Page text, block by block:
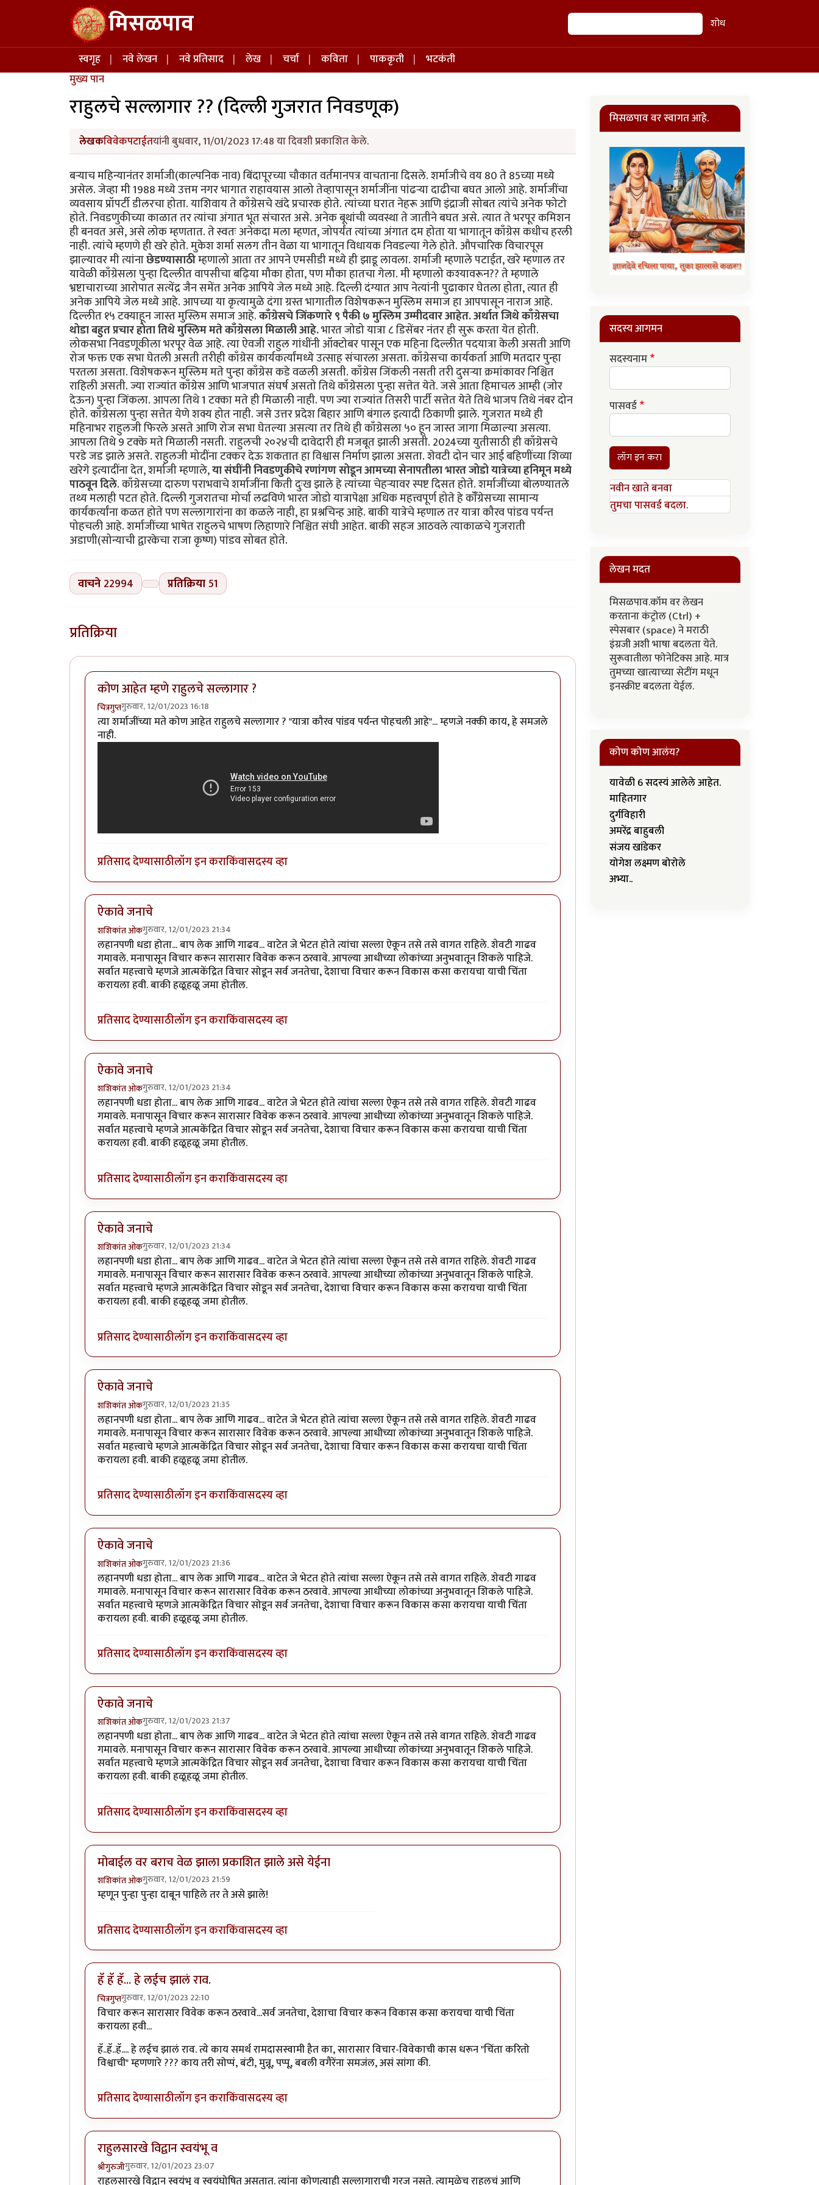
Skip to main content मिसळपाव शोध शोध
Main navigation
स्वगृह नवे लेखन नवे प्रतिसाद लेख चर्चा कविता पाककृती
भटकंती
मुख्य पान
राहुलचे सल्लागार ?? (दिल्ली गुजरात निवडणूक)
लेखकविवेकपटाईतयांनी बुधवार, 11/01/2023 17:48 या दिवशी प्रकाशित केले.
बऱ्याच महिन्यानंतर शर्माजी(काल्पनिक नाव) बिंदापूरच्या चौकात वर्तमानपत्र वाचताना दिसले. शर्माजीचे वय 80 ते 85च्या मध्ये
असेल. जेव्हा मी 1988 मध्ये उत्तम नगर भागात राहावयास आलो तेव्हापासून शर्माजींना पांढऱ्या दाढीचा बघत आलो आहे. शर्माजींचा
व्यवसाय प्रॉपर्टी डीलरचा होता. याशिवाय ते काँग्रेसचे खंदे प्रचारक होते. त्यांच्या घरात नेहरू आणि इंद्राजी सोबत त्यांचे अनेक फोटो
होते. निवडणुकीच्या काळात तर त्यांचा अंगात भूत संचारत असे. अनेक बूथांची व्यवस्था ते जातीने बघत असे. त्यात ते भरपूर कमिशन
ही बनवत असे, असे लोक म्हणतात. ते स्वतः अनेकदा मला म्हणत, जोपर्यंत त्यांच्या अंगात दम होता या भागातून काँग्रेस कधीच हरली
नाही. त्यांचे म्हणणे ही खरे होते. मुकेश शर्मा सलग तीन वेळा या भागातून विधायक निवडल्या गेले होते. औपचारिक विचारपूस
झाल्यावर मी त्यांनाछेडण्यासाठीम्हणालो आता तर आपने एमसीडी मध्ये ही झाडू लावला. शर्माजी म्हणाले पटाईत, खरे म्हणाल तर
यावेळी काँग्रेसला पुन्हा दिल्लीत वापसीचा बढ़िया मौका होता, पण मौका हातचा गेला. मी म्हणालो कश्यावरून?? ते म्हणाले
भ्रष्टाचाराच्या आरोपात सत्येंद्र जैन समेंत अनेक आपिये जेल मध्ये आहे. दिल्ली दंग्यात आप नेत्यांनी पुढाकार घेतला होता, त्यात ही
अनेक आपिये जेल मध्ये आहे. आपच्या या कृत्यामुळे दंगा ग्रस्त भागातील विशेषकरून मुस्लिम समाज हा आपपासून नाराज आहे.
दिल्लीत १५ टक्याहून जास्त मुस्लिम समाज आहे.काँग्रेसचे जिंकणारे ९ पैकी ७ मुस्लिम उम्मीदवार आहेत. अर्थात जिथे काँग्रेसचा
थोडा बहुत प्रचार होता तिथे मुस्लिम मते काँग्रेसला मिळाली आहे.भारत जोडो यात्रा ८ डिसेंबर नंतर ही सुरू करता येत होती.
लोकसभा निवडणूकीला भरपूर वेळ आहे. त्या ऐवजी राहुल गांधींनी ऑक्टोबर पासून एक महिना दिल्लीत पदयात्रा केली असती आणि
रोज फक्त एक सभा घेतली असती तरीही काँग्रेस कार्यकर्त्यांमध्ये उत्साह संचारला असता. काँग्रेसचा कार्यकर्ता आणि मतदार पुन्हा
परतला असता. विशेषकरून मुस्लिम मते पुन्हा काँग्रेस कडे वळली असती. काँग्रेस जिंकली नसती तरी दुसऱ्या क्रमांकावर निश्चित
राहिली असती. ज्या राज्यांत काँग्रेस आणि भाजपात संघर्ष असतो तिथे काँग्रेसला पुन्हा सत्तेत येते. जसे आता हिमाचल आम्ही (जोर
देऊन) पुन्हा जिंकला. आपला तिथे 1 टक्का मते ही मिळाली नाही. पण ज्या राज्यांत तिसरी पार्टी सत्तेत येते तिथे भाजप तिथे नंबर दोन
होते. काँग्रेसला पुन्हा सत्तेत येणे शक्य होत नाही. जसे उत्तर प्रदेश बिहार आणि बंगाल इत्यादी ठिकाणी झाले. गुजरात मध्ये ही
महिनाभर राहुलजी फिरले असते आणि रोज सभा घेतल्या असत्या तर तिथे ही काँग्रेसला ५० हून जास्त जागा मिळाल्या असत्या.
आपला तिथे 9 टक्के मते मिळाली नसती. राहुलची २०२४ची दावेदारी ही मजबूत झाली असती. 2024च्या युतीसाठी ही काँग्रेसचे
परडे जड झाले असते. राहुलजी मोदींना टक्कर देऊ शकतात हा विश्वास निर्माण झाला असता. शेवटी दोन चार आई बहिणींच्या शिव्या
खरेगे इत्यादींना देत, शर्माजी म्हणाले,या संघींनी निवडणुकीचे रणांगण सोडून आमच्या सेनापतीला भारत जोडो यात्रेच्या हनिमून मध्ये
पाठवून दिले. काँग्रेसच्या दारुण पराभवाचे शर्माजींना किती दुःख झाले हे त्यांच्या चेहऱ्यावर स्पष्ट दिसत होते. शर्माजींच्या बोलण्यातले
तथ्य मलाही पटत होते. दिल्ली गुजरातचा मोर्चा लढविणे भारत जोडो यात्रापेक्षा अधिक महत्त्वपूर्ण होते हे कॉँग्रेसच्या सामान्य
कार्यकर्त्यांना कळत होते पण सल्लागारांना का कळले नाही, हा प्रश्नचिन्ह आहे. बाकी यात्रेचे म्हणाल तर यात्रा कौरव पांडव पर्यन्त
पोहचली आहे. शर्माजींच्या भाषेत राहुलचे भाषण लिहाणारे निश्चित संघी आहेत. बाकी सहज आठवले त्याकाळचे गुजराती
अडाणी(सोन्याची द्वारकेचा राजा कृष्ण) पांडव सोबत होते.
वाचने 22994 प्रतिक्रिया51
प्रतिक्रिया
कोण आहेत म्हणे राहुलचे सल्लागार ?
चित्रगुप्तगुरुवार, 12/01/2023 16:18
त्या शर्माजींच्या मते कोण आहेत राहुलचे सल्लागार ? "यात्रा कौरव पांडव पर्यन्त पोहचली आहे"... म्हणजे नक्की काय, हे समजले
नाही.
प्रतिसाद देण्यासाठीलॉग इन कराकिंवासदस्य व्हा
ऐकावे जनाचे
शशिकांत ओकगुरुवार, 12/01/2023 21:34
लहानपणी धडा होता... बाप लेक आणि गाढव... वाटेत जे भेटत होते त्यांचा सल्ला ऐकून तसे तसे वागत राहिले. शेवटी गाढव
गमावले. मनापासून विचार करून सारासार विवेक करून ठरवावे. आपल्या आधीच्या लोकांच्या अनुभवातून शिकले पाहिजे.
सर्वात महत्त्वाचे म्हणजे आत्मकेंद्रित विचार सोडून सर्व जनतेचा, देशाचा विचार करून विकास कसा करायचा याची चिंता
करायला हवी. बाकी हळूहळू जमा होतील.
प्रतिसाद देण्यासाठीलॉग इन कराकिंवासदस्य व्हा
ऐकावे जनाचे
शशिकांत ओकगुरुवार, 12/01/2023 21:34
लहानपणी धडा होता... बाप लेक आणि गाढव... वाटेत जे भेटत होते त्यांचा सल्ला ऐकून तसे तसे वागत राहिले. शेवटी गाढव
गमावले. मनापासून विचार करून सारासार विवेक करून ठरवावे. आपल्या आधीच्या लोकांच्या अनुभवातून शिकले पाहिजे.
सर्वात महत्त्वाचे म्हणजे आत्मकेंद्रित विचार सोडून सर्व जनतेचा, देशाचा विचार करून विकास कसा करायचा याची चिंता
करायला हवी. बाकी हळूहळू जमा होतील.
प्रतिसाद देण्यासाठीलॉग इन कराकिंवासदस्य व्हा
ऐकावे जनाचे
शशिकांत ओकगुरुवार, 12/01/2023 21:34
लहानपणी धडा होता... बाप लेक आणि गाढव... वाटेत जे भेटत होते त्यांचा सल्ला ऐकून तसे तसे वागत राहिले. शेवटी गाढव
गमावले. मनापासून विचार करून सारासार विवेक करून ठरवावे. आपल्या आधीच्या लोकांच्या अनुभवातून शिकले पाहिजे.
सर्वात महत्त्वाचे म्हणजे आत्मकेंद्रित विचार सोडून सर्व जनतेचा, देशाचा विचार करून विकास कसा करायचा याची चिंता
करायला हवी. बाकी हळूहळू जमा होतील.
प्रतिसाद देण्यासाठीलॉग इन कराकिंवासदस्य व्हा
ऐकावे जनाचे
शशिकांत ओकगुरुवार, 12/01/2023 21:35
लहानपणी धडा होता... बाप लेक आणि गाढव... वाटेत जे भेटत होते त्यांचा सल्ला ऐकून तसे तसे वागत राहिले. शेवटी गाढव
गमावले. मनापासून विचार करून सारासार विवेक करून ठरवावे. आपल्या आधीच्या लोकांच्या अनुभवातून शिकले पाहिजे.
सर्वात महत्त्वाचे म्हणजे आत्मकेंद्रित विचार सोडून सर्व जनतेचा, देशाचा विचार करून विकास कसा करायचा याची चिंता
करायला हवी. बाकी हळूहळू जमा होतील.
प्रतिसाद देण्यासाठीलॉग इन कराकिंवासदस्य व्हा
ऐकावे जनाचे
शशिकांत ओकगुरुवार, 12/01/2023 21:36
लहानपणी धडा होता... बाप लेक आणि गाढव... वाटेत जे भेटत होते त्यांचा सल्ला ऐकून तसे तसे वागत राहिले. शेवटी गाढव
गमावले. मनापासून विचार करून सारासार विवेक करून ठरवावे. आपल्या आधीच्या लोकांच्या अनुभवातून शिकले पाहिजे.
सर्वात महत्त्वाचे म्हणजे आत्मकेंद्रित विचार सोडून सर्व जनतेचा, देशाचा विचार करून विकास कसा करायचा याची चिंता
करायला हवी. बाकी हळूहळू जमा होतील.
प्रतिसाद देण्यासाठीलॉग इन कराकिंवासदस्य व्हा
ऐकावे जनाचे
शशिकांत ओकगुरुवार, 12/01/2023 21:37
लहानपणी धडा होता... बाप लेक आणि गाढव... वाटेत जे भेटत होते त्यांचा सल्ला ऐकून तसे तसे वागत राहिले. शेवटी गाढव
गमावले. मनापासून विचार करून सारासार विवेक करून ठरवावे. आपल्या आधीच्या लोकांच्या अनुभवातून शिकले पाहिजे.
सर्वात महत्त्वाचे म्हणजे आत्मकेंद्रित विचार सोडून सर्व जनतेचा, देशाचा विचार करून विकास कसा करायचा याची चिंता
करायला हवी. बाकी हळूहळू जमा होतील.
प्रतिसाद देण्यासाठीलॉग इन कराकिंवासदस्य व्हा
मोबाईल वर बराच वेळ झाला प्रकाशित झाले असे येईना
शशिकांत ओकगुरुवार, 12/01/2023 21:59
म्हणून पुन्हा पुन्हा दाबून पाहिले तर ते असे झाले!
प्रतिसाद देण्यासाठीलॉग इन कराकिंवासदस्य व्हा
हॅ हॅ हॅ... हे लईच झालं राव.
चित्रगुप्तगुरुवार, 12/01/2023 22:10
विचार करून सारासार विवेक करून ठरवावे...सर्व जनतेचा, देशाचा विचार करून विकास कसा करायचा याची चिंता
करायला हवी...
हॅ..हॅ..हॅ.... हे लईच झालं राव. त्ये काय समर्थ रामदासस्वामी हैत का, सारासार विचार-विवेकाची कास धरून "चिंता करितो
विश्वाची" म्हणणारे ??? काय तरी सोप्पं, बंटी, मुन्नू, पप्पू, बबली वगैरेंना समजंल, असं सांगा की.
प्रतिसाद देण्यासाठीलॉग इन कराकिंवासदस्य व्हा
राहुलसारखे विद्वान स्वयंभू व
श्रीगुरुजीगुरुवार, 12/01/2023 23:07
राहुलसारखे विद्वान स्वयंभू व स्वयंघोषित असतात. त्यांना कोणत्याही सल्लागाराची गरज नसते. त्यामुळेच राहुलचं आणि
मिसळपाव वर स्वागत आहे.
सदस्य आगमन
सदस्यनाम
पासवर्ड
लॉग इन करा
नवीन खाते बनवा
तुमचा पासवर्ड बदला.
लेखन मदत
मिसळपाव.कॉम वर लेखन
करताना कंट्रोल (Ctrl) +
स्पेसबार (space) ने मराठी
इंग्रजी अशी भाषा बदलता येते.
सुरूवातीला फोनेटिक्स आहे. मात्र
तुमच्या खात्याच्या सेटींग मधून
इनस्क्रीप्ट बदलता येईल.
कोण कोण आलंय?
यावेळी 6 सदस्यं आलेले आहेत.
माहितगार
दुर्गविहारी
अमरेंद्र बाहुबली
संजय खांडेकर
योगेश लक्ष्मण बोरोले
अभ्या..